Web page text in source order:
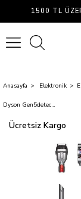
1500 TL
Anasayfa Elektronik
Dyson Gen5detect Mor/Gri Şarjlı Dikey Süpürge
Ücretsiz Kargo